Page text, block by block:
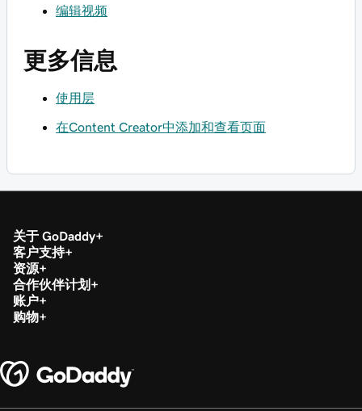
编辑视频
更多信息
使用层
在Content Creator中添加和查看页面
关于 GoDaddy
客户支持
资源
合作伙伴计划
账户
购物